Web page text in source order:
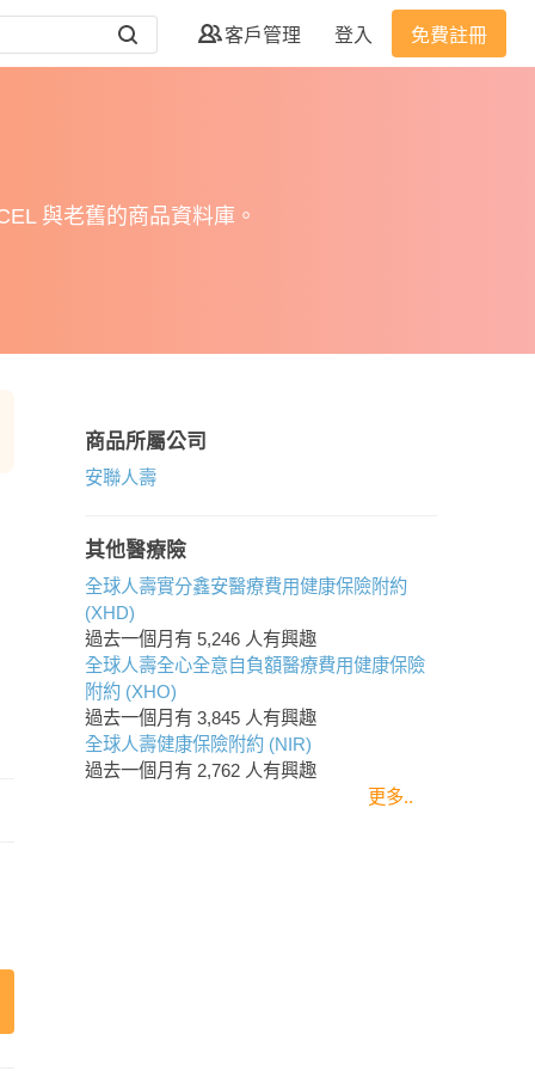
客戶管理 登入 免費註冊
與老舊的商品資料庫。
商品所屬公司
安聯人壽
其他醫療險
全球人壽實分鑫安醫療費用健康保險附約
(XHD)
過去一個月有 5,246 人有興趣
全球人壽全心全意自負額醫療費用健康保險
附約 (XHO)
過去一個月有 3,845 人有興趣
全球人壽健康保險附約 (NIR)
過去一個月有 2,762 人有興趣
更多..